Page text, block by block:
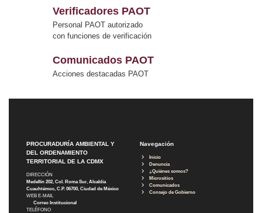
Verificadores PAOT
Personal PAOT autorizado
con funciones de verificación
Comunicados PAOT
Acciones destacadas PAOT
PROCURADURÍA AMBIENTAL Y
DEL ORDENAMIENTO
TERRITORIAL DE LA CDMX
DIRECCIÓN
Medellín 202, Col. Roma Sur, Alcaldía
Cuauhtémoc, C.P. 06700, Ciudad de México
WEB E-MAIL
Correo Institucional
TELÉFONO
Navegación
Inicio
Denuncia
¿Quiénes somos?
Micrositios
Comunicados
Consejo de Gobierno